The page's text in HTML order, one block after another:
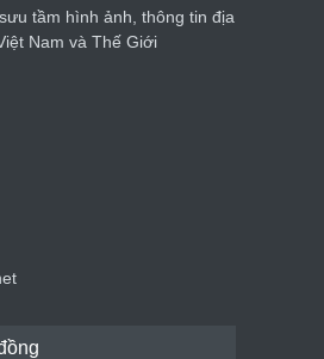
tầm hình ảnh, thông tin địa
Nam và Thế Giới